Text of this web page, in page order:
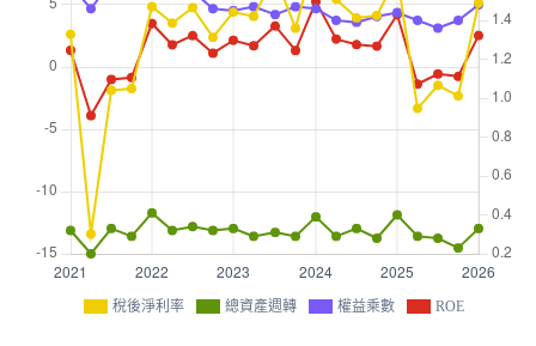
稅後淨利率 總資產週轉 權益乘數 ROE